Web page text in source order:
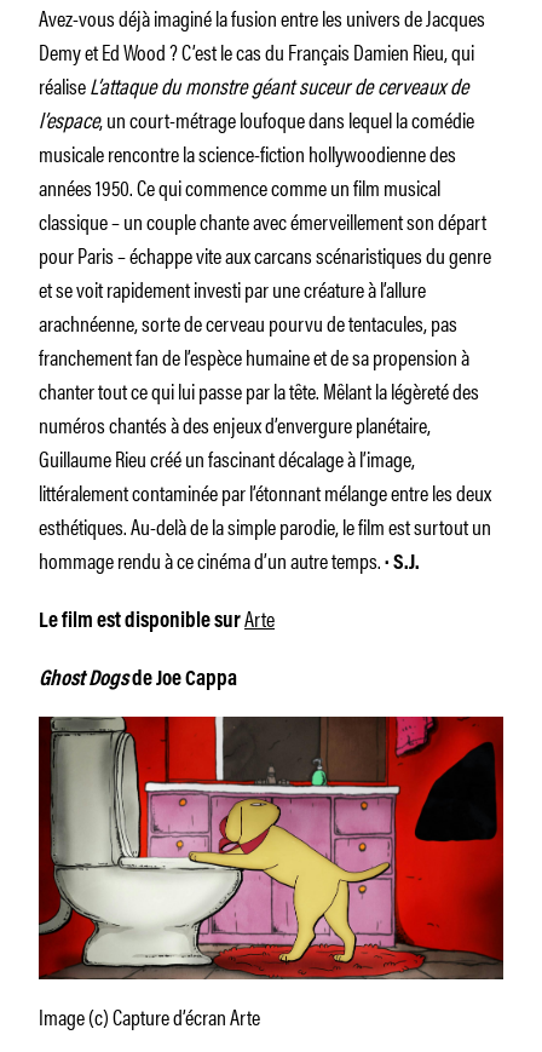
Avez-vous déjà imaginé la fusion entre les univers de Jacques
Demy et Ed Wood ? C’est le cas du Français Damien Rieu, qui
réaliseL’attaque du monstre géant suceur de cerveaux de
l’espace, un court-métrage loufoque dans lequel la comédie
musicale rencontre la science-fiction hollywoodienne des
années 1950. Ce qui commence comme un film musical
classique – un couple chante avec émerveillement son départ
pour Paris – échappe vite aux carcans scénaristiques du genre
et se voit rapidement investi par une créature à l’allure
arachnéenne, sorte de cerveau pourvu de tentacules, pas
franchement fan de l’espèce humaine et de sa propension à
chanter tout ce qui lui passe par la tête. Mêlant la légèreté des
numéros chantés à des enjeux d’envergure planétaire,
Guillaume Rieu créé un fascinant décalage à l’image,
littéralement contaminée par l’étonnant mélange entre les deux
esthétiques. Au-delà de la simple parodie, le film est surtout un
hommage rendu à ce cinéma d’un autre temps. · S.J.
Le film est disponible surArte
Ghost Dogsde Joe Cappa
Image (c) Capture d’écran Arte